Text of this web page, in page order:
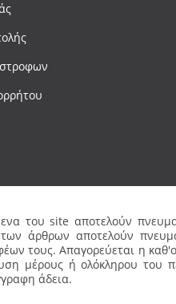
του site αποτελούν
άρθρων αποτελούν
τους. Απαγορεύεται η
μέρους ή ολόκληρου του
άδεια.